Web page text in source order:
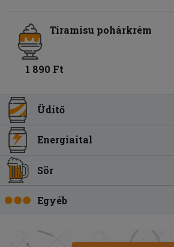
Tiramisu pohárkrém
1 890 Ft
Üdítő
Energiaital
Sör
Egyéb